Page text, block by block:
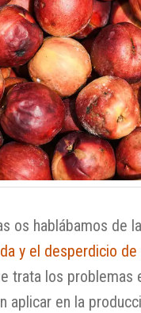
os hablábamos de
y el desperdicio
trata los
aplicar en la